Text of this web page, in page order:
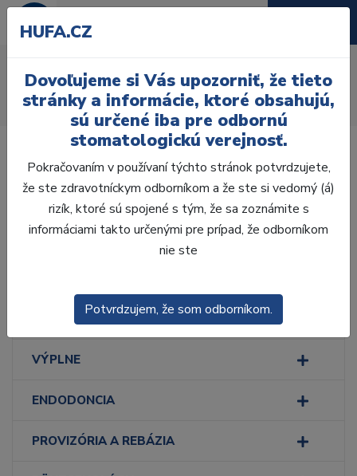
Úvod Ordinácia Ortodoncia
Fixačné materiály
Cementy na brekety
Laboratórium, Zub.
technika
ODLTAČKOVANIE
VÝPLNE
ENDODONCIA
PROVIZÓRIA A REBÁZIA
HUFA.CZ
Dovoľujeme si Vás upozorniť, že tieto
stránky a informácie, ktoré obsahujú,
sú určené iba pre odbornú
stomatologickú verejnosť.
Pokračovaním v používaní týchto stránok potvrdzujete,
že ste zdravotníckym odborníkom a že ste si vedomý (á)
rizík, ktoré sú spojené s tým, že sa zoznámite s
informáciami takto určenými pre prípad, že odborníkom
nie ste
Potvrdzujem, že som odborníkom.